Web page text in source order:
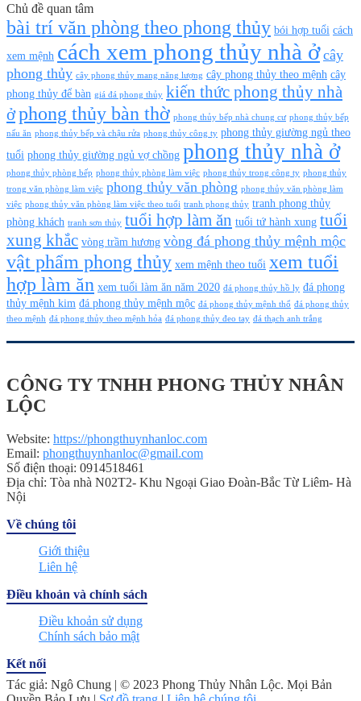
Chủ đề quan tâm
bài trí văn phòng theo phong thủy bói hợp tuổi cách
xem mệnh cách xem phong thủy nhà ở cây
phong thủy cây phong thủy mang năng lượng cây phong thủy theo mệnh cây
phong thủy để bàn giá đá phong thủy kiến thức phong thủy nhà
ởphong thủy bàn thờ phong thủy bếp nhà chung cư phong thủy bếp
nấu ăn phong thủy bếp và chậu rửa phong thủy công ty phong thủy giường ngủ theo
tuổi phong thủy giường ngủ vợ chồng phong thủy nhà ở
phong thủy phòng bếp phong thủy phòng làm việc phong thủy trong công ty phong thủy
trong văn phòng làm việc phong thủy văn phòng phong thủy văn phòng làm
việc phong thủy văn phòng làm việc theo tuổi tranh phong thủy tranh phong thủy
phòng khách tranh sơn thủy tuổi hợp làm ăn tuổi tứ hành xung tuổi
xung khắc vòng trầm hương vòng đá phong thủy mệnh mộc
vật phẩm phong thủy xem mệnh theo tuổi xem tuổi
hợp làm ăn xem tuổi làm ăn năm 2020 đá phong thủy hồ ly đá phong
thủy mệnh kim đá phong thủy mệnh mộc đá phong thủy mệnh thổ đá phong thủy
theo mệnh đá phong thủy theo mệnh hỏa đá phong thủy đeo tay đá thạch anh trắng
CÔNG TY TNHH PHONG THỦY NHÂN
LỘC
Website: https://phongthuynhanloc.com
Email: phongthuynhanloc@gmail.com
Số điện thoại: 0914518461
Địa chỉ: Tòa nhà N02T2- Khu Ngoại Giao Đoàn-Bắc Từ Liêm- Hà
Nội
Về chúng tôi
Giới thiệu
Liên hệ
Điều khoản và chính sách
Điều khoản sử dụng
Chính sách bảo mật
Kết nối
Tác giả: Ngô Chung | © 2023 Phong Thủy Nhân Lộc. Mọi Bản